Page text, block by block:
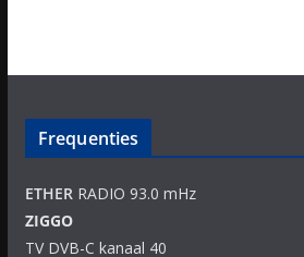
Frequenties
ETHERRADIO 93.0 mHz
ZIGGO
TV DVB-C kanaal 40